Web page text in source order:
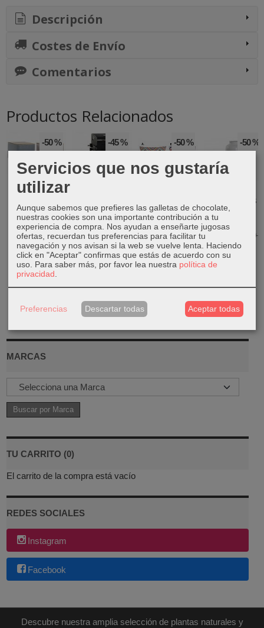
MARCAS
TU CARRITO (0)
El carrito de la compra está vacío
REDES SOCIALES
Instagram
Facebook
Descripción
Costes de Envío
Comentarios
Productos Relacionados
-50 %
Caja bambú
con tapa
16,50 €
32,99 €
-45 %
termómetro
148,49 €
269,99 €
-50 %
exterior
5,50 €
10,99 €
-50 %
Jarrón gres
pompon
algodón
5,00 € 9,99 €
Descubre nuestra amplia selección de plantas naturales y
Servicios que nos gustaría
utilizar
Aunque sabemos que prefieres las galletas de chocolate,
nuestras cookies son una importante contribución a tu
experiencia de compra. Nos ayudan a enseñarte jugosas
ofertas, recuerdan tus preferencias para facilitar tu
navegación y nos avisan si la web se vuelve lenta. Haciendo
click en "Aceptar" confirmas que estás de acuerdo con su
uso. Para saber más, por favor lea nuestra política de
privacidad
Preferencias Descartar todas Aceptar todas